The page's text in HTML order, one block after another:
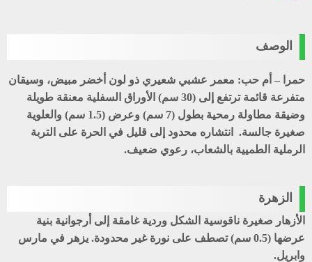
الوصف
حمرا – أم حب: معمر عشبي شعيري ذو لون أخضر مبيض، وسيقان
متفرعة قائمة ترتفع إلى (30 سم) الأوراق السفلية معنقة طويلة
وضيقة مطاولة رمحية بطول (7 سم) وعرض (1.5 سم) والعلوية
صغيرة جالسة. انتشاره محدود إلى قليل في الحرة على التربة
الرملية الطميية بالشعاب، رعوي ضعيف.
الزهرة
الأزهار صغيرة ناقوسية الشكل وردية غامقة إلى أرجوانية بنية
عرضها (0.5 سم) تصطف على نورة غير محدودة. يزهر في مارس
وابريل.